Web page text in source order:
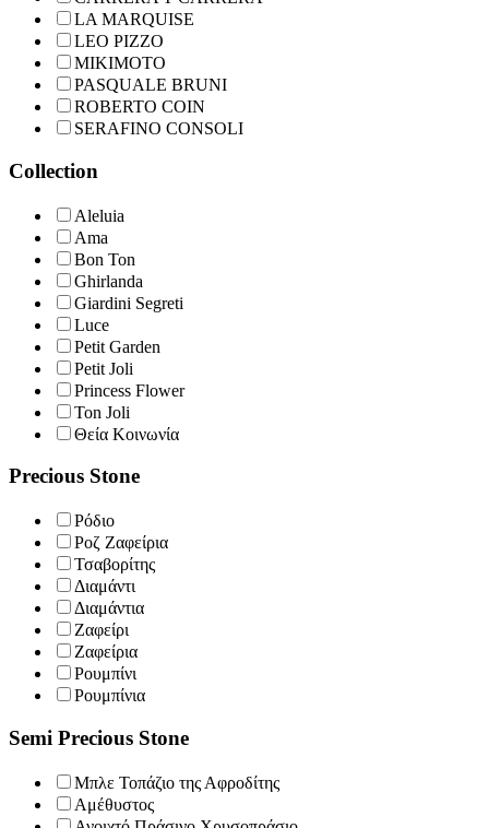
LA MARQUISE
LEO PIZZO
MIKIMOTO
PASQUALE BRUNI
ROBERTO COIN
SERAFINO CONSOLI
Collection
Aleluia
Ama
Bon Ton
Ghirlanda
Giardini Segreti
Luce
Petit Garden
Petit Joli
Princess Flower
Ton Joli
Θεία Κοινωνία
Precious Stone
Ρόδιο
Ροζ Ζαφείρια
Τσαβορίτης
Διαμάντι
Διαμάντια
Ζαφείρι
Ζαφείρια
Ρουμπίνι
Ρουμπίνια
Semi Precious Stone
Μπλε Τοπάζιο της Αφροδίτης
Αμέθυστος